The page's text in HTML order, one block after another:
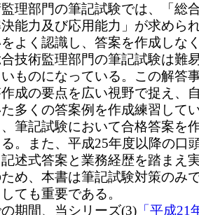
理部門の筆記試験では、「総
能力及び応用能力」が求めら
よく認識し、答案を作成しな
技術監理部門の筆記試験は難
ものになっている。この解答
成の要点を広い視野で捉え、
多くの答案例を作成練習して
筆記試験において合格答案を
。また、平成25年度以降の口
述式答案と業務経歴を踏まえ
め、本書は筆記試験対策のみ
ても重要である。
期間、当シリーズ(3) 「平成21